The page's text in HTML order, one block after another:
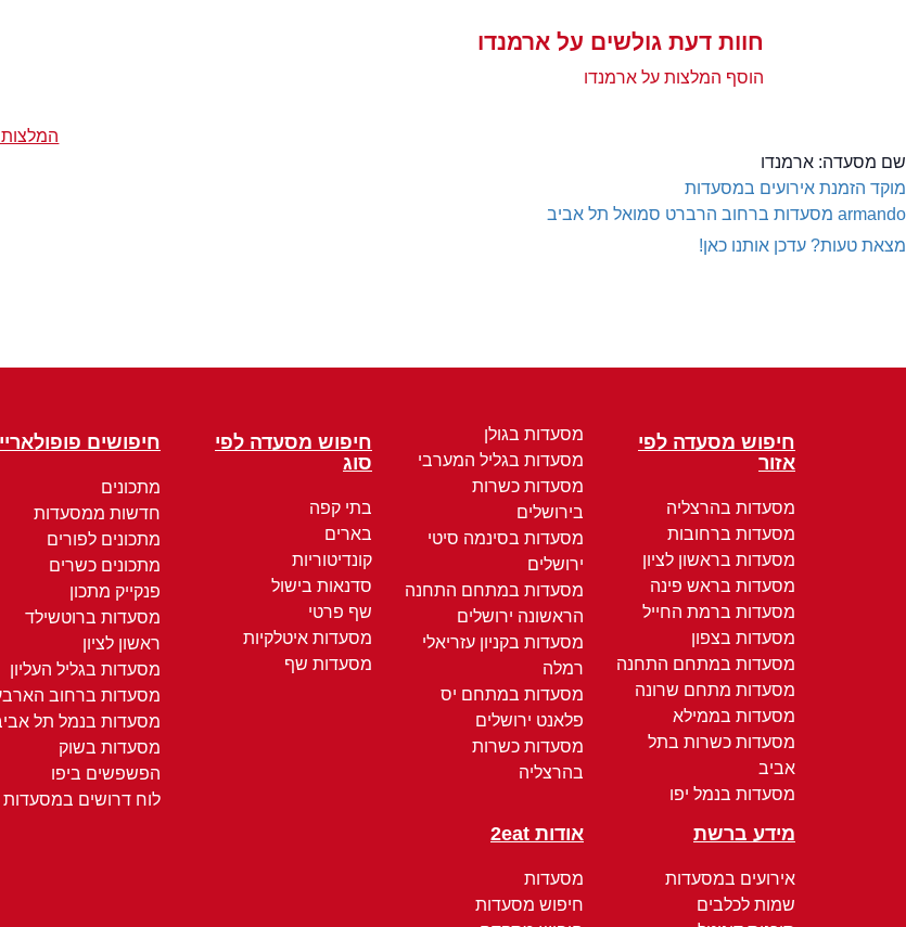
חוות דעת גולשים על ארמנדו
הוסף המלצות על ארמנדו
המלצות
שם מסעדה: ארמנדו
מוקד הזמנת אירועים במסעדות
armando מסעדות ברחוב הרברט סמואל תל אביב
מצאת טעות? עדכן אותנו כאן!
חיפוש מסעדה לפי
אזור
מסעדות בהרצליה
מסעדות ברחובות
מסעדות בראשון לציון
מסעדות בראש פינה
מסעדות ברמת החייל
מסעדות בצפון
מסעדות במתחם התחנה
מסעדות מתחם שרונה
מסעדות בממילא
מסעדות כשרות בתל
אביב
מסעדות בנמל יפו
מסעדות בגולן
מסעדות בגליל המערבי
מסעדות כשרות
בירושלים
מסעדות בסינמה סיטי
ירושלים
מסעדות במתחם התחנה
הראשונה ירושלים
מסעדות בקניון עזריאלי
רמלה
מסעדות במתחם יס
פלאנט ירושלים
מסעדות כשרות
בהרצליה
חיפוש מסעדה לפי
סוג
בתי קפה
בארים
קונדיטוריות
סדנאות בישול
שף פרטי
מסעדות איטלקיות
מסעדות שף
חיפושים
מתכונים
חדשות ממסעדות
מתכונים לפורים
מתכונים כשרים
פנקייק מתכון
מסעדות ברוטשילד
ראשון לציון
מסעדות בגליל העליון
מסעדות ברחוב
מסעדות בנמל תל
מסעדות בשוק
הפשפשים ביפו
לוח דרושים במסעדות
מידע ברשת
אירועים במסעדות
שמות לכלבים
אודות 2eat
מסעדות
חיפוש מסעדות